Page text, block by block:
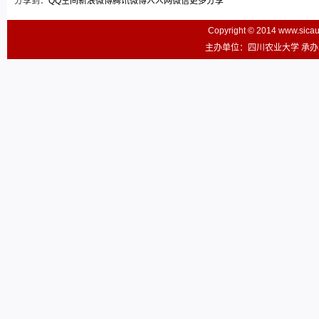
Copyright © 2014
主办单位：四川农业大学 承